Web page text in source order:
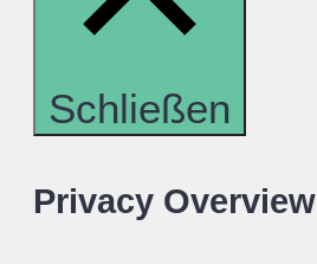
Schließen
Privacy Overview